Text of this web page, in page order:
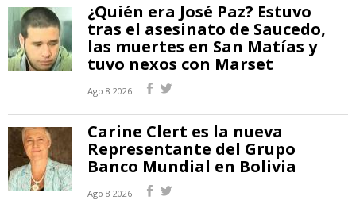
¿Quién era José Paz? Estuvo
tras el asesinato de Saucedo,
las muertes en San Matías y
tuvo nexos con Marset
Ago 8 2026 |
Carine Clert es la nueva
Representante del Grupo
Banco Mundial en Bolivia
Ago 8 2026 |